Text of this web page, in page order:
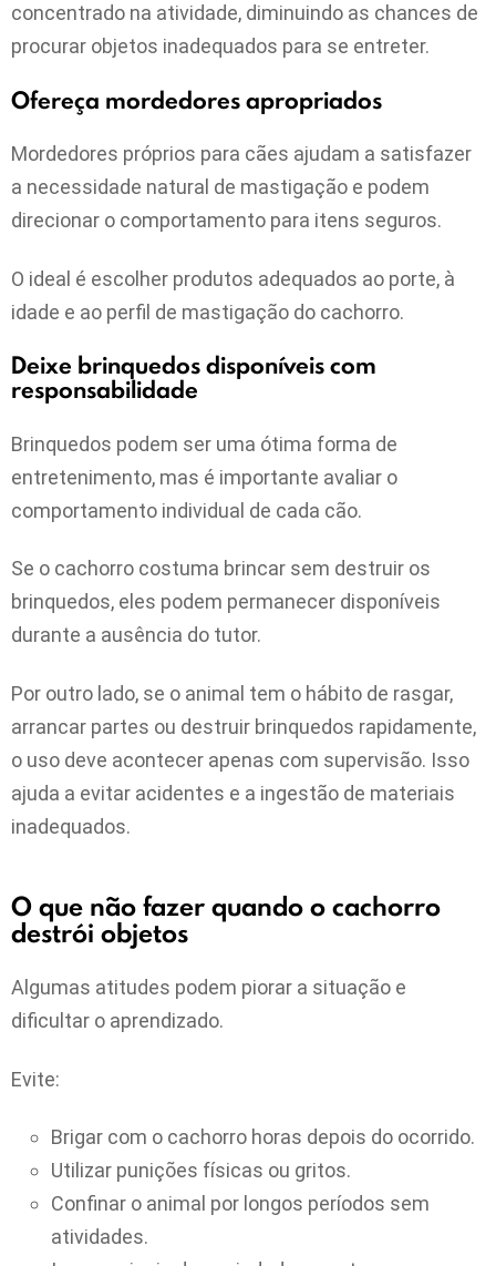
concentrado na atividade, diminuindo as chances de
procurar objetos inadequados para se entreter.
Ofereça mordedores apropriados
Mordedores próprios para cães ajudam a satisfazer
a necessidade natural de mastigação e podem
direcionar o comportamento para itens seguros.
O ideal é escolher produtos adequados ao porte, à
idade e ao perfil de mastigação do cachorro.
Deixe brinquedos disponíveis com
responsabilidade
Brinquedos podem ser uma ótima forma de
entretenimento, mas é importante avaliar o
comportamento individual de cada cão.
Se o cachorro costuma brincar sem destruir os
brinquedos, eles podem permanecer disponíveis
durante a ausência do tutor.
Por outro lado, se o animal tem o hábito de rasgar,
arrancar partes ou destruir brinquedos rapidamente,
o uso deve acontecer apenas com supervisão. Isso
ajuda a evitar acidentes e a ingestão de materiais
inadequados.
O que não fazer quando o cachorro
destrói objetos
Algumas atitudes podem piorar a situação e
dificultar o aprendizado.
Evite:
Brigar com o cachorro horas depois do ocorrido.
Utilizar punições físicas ou gritos.
Confinar o animal por longos períodos sem
atividades.